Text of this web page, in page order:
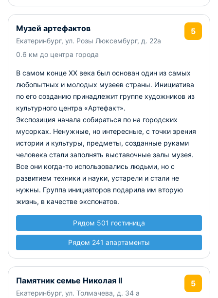
Музей артефактов
Екатеринбург, ул. Розы Люксембург, д. 22а
0.6 км до центра города
5
В самом конце XX века был основан один из самых
любопытных и молодых музеев страны. Инициатива
по его созданию принадлежит группе художников из
культурного центра «Артефакт».
Экспозиция начала собираться по на городских
мусорках. Ненужные, но интересные, с точки зрения
истории и культуры, предметы, созданные руками
человека стали заполнять выставочные залы музея.
Все они когда-то использовались людьми, но с
развитием техники и науки, устарели и стали не
нужны. Группа инициаторов подарила им вторую
жизнь, в качестве экспонатов.
Рядом 501 гостиница
Рядом 241 апартаменты
Памятник семье Николая II
Екатеринбург, ул. Толмачева, д. 34 а
5